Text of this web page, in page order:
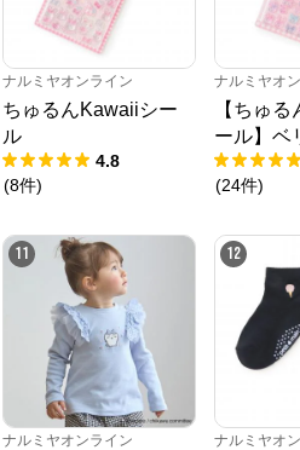
ナルミヤオンライン
ちゅるんKawaiiシー
ル
4.8
(8件)
ナルミヤオ
【ちゅ
ール】ベ
(24件)
11
ナルミヤオンライン
12
ナルミヤオ